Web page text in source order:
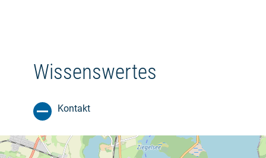
Wissenswertes
Kontakt